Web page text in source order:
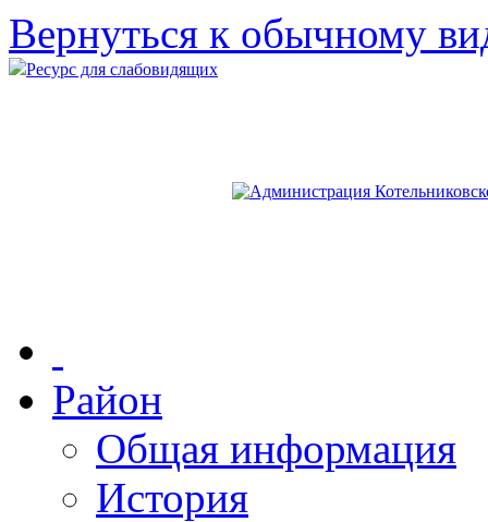
Вернуться к обычному
Ресурс для слабовидящих
Район
Общая информация
История